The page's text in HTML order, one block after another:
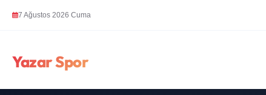
7 Ağustos 2026 Cuma
Yazar Spor